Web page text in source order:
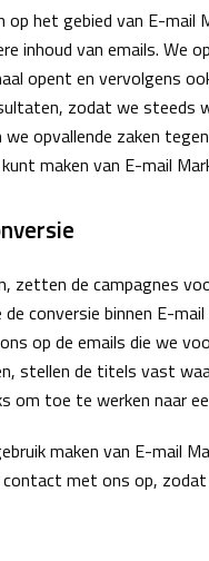
op het gebied van E-
inhoud van emails. We
opent en vervolgens
zodat we steeds
opvallende zaken
maken van E-mail
zetten de campagnes
conversie binnen E-
op de emails die we
stellen de titels vast
om toe te werken naar
maken van E-mail
contact met ons op,